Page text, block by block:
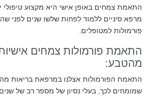
התאמת צמחים באופן אישי היא מקצוע טיפולי
מרפא סיניים ללמוד לפחות שלשו שנים לפני
פורמולות למטופלים.
התאמת פורמולות צמחים
מהטבע:
התאמת הפורמולות אצלנו במרפאת בריאות
שמומחים לכך, בעלי נסיון של מספר רב של